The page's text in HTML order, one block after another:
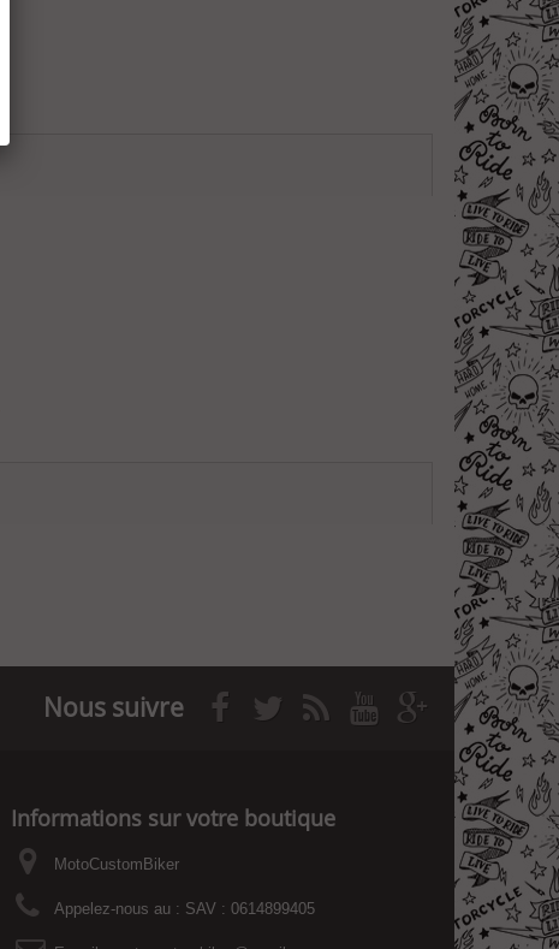
Nous suivre
Informations sur votre boutique
MotoCustomBiker
Appelez-nous au : SAV : 0614899405